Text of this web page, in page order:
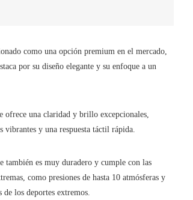
como una opción premium en el mercado,
por su diseño elegante y su enfoque a un
ofrece una claridad y brillo excepcionales,
y una respuesta táctil rápida.
es muy duradero y cumple con las
como presiones de hasta 10 atmósferas y
los deportes extremos.